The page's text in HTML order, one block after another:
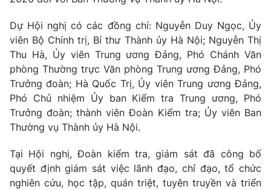
Emagazine Podcast
Photo Infographic
Video Shorts video
VTV Sức khoẻ Bất động sản
Dự Hội nghị có các đồng chí: Nguyễn Duy Ngọc, Ủy
viên Bộ Chính trị, Bí thư Thành ủy Hà Nội; Nguyễn Thị
Thu Hà, Ủy viên Trung ương Đảng, Phó Chánh Văn
phòng Thường trực Văn phòng Trung ương Đảng, Phó
Trưởng đoàn; Hà Quốc Trị, Ủy viên Trung ương Đảng,
Phó Chủ nhiệm Ủy ban Kiểm tra Trung ương, Phó
Trưởng đoàn; thành viên Đoàn Kiểm tra; Ủy viên Ban
Thường vụ Thành ủy Hà Nội.
Tại Hội nghị, Đoàn kiểm tra, giám sát đã công bố
quyết định giám sát việc lãnh đạo, chỉ đạo, tổ chức
nghiên cứu, học tập, quán triệt, tuyên truyền và triển